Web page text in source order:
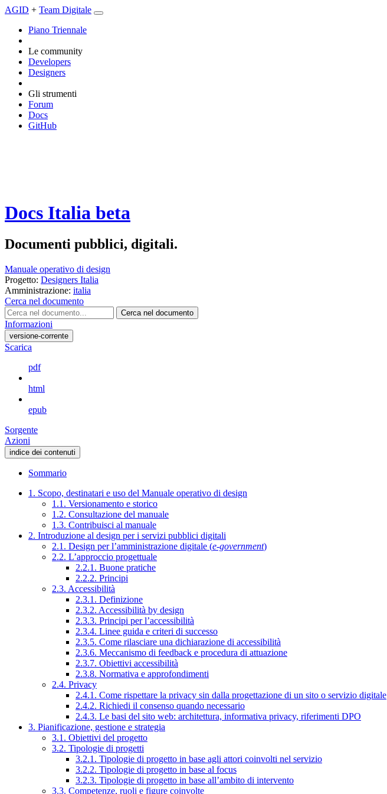
AGID + Team Digitale
Piano Triennale
Le community
Developers
Designers
Gli strumenti
Forum
Docs
GitHub
Docs Italia beta
Documenti pubblici, digitali.
Manuale operativo di design
Progetto: Designers Italia
Amministrazione: italia
Cerca nel documento
Cerca nel documento
Informazioni
versione-corrente
Scarica
pdf
html
epub
Sorgente
Azioni
indice dei contenuti
Sommario
1. Scopo, destinatari e uso del Manuale operativo di design
1.1. Versionamento e storico
1.2. Consultazione del manuale
1.3. Contribuisci al manuale
2. Introduzione al design per i servizi pubblici digitali
2.1. Design per l’amministrazione digitale (e-government)
2.2. L’approccio progettuale
2.2.1. Buone pratiche
2.2.2. Principi
2.3. Accessibilità
2.3.1. Definizione
2.3.2. Accessibilità by design
2.3.3. Principi per l’accessibilità
2.3.4. Linee guida e criteri di successo
2.3.5. Come rilasciare una dichiarazione di accessibilità
2.3.6. Meccanismo di feedback e procedura di attuazione
2.3.7. Obiettivi accessibilità
2.3.8. Normativa e approfondimenti
2.4. Privacy
2.4.1. Come rispettare la privacy sin dalla progettazione di un sito o servizio digitale
2.4.2. Richiedi il consenso quando necessario
2.4.3. Le basi del sito web: architettura, informativa privacy, riferimenti DPO
3. Pianificazione, gestione e strategia
3.1. Obiettivi del progetto
3.2. Tipologie di progetti
3.2.1. Tipologie di progetto in base agli attori coinvolti nel servizio
3.2.2. Tipologie di progetto in base al focus
3.2.3. Tipologie di progetto in base all’ambito di intervento
3.3. Competenze, ruoli e figure coinvolte